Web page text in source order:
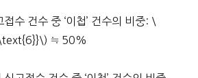
수 건수 중 ‘이첩’ 건수의 비중: \
≒ 50%